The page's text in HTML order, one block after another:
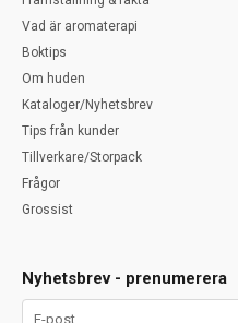
Vad är aromaterapi
Boktips
Om huden
Kataloger/Nyhetsbrev
Tips från kunder
Tillverkare/Storpack
Frågor
Grossist
Nyhetsbrev - prenumerera